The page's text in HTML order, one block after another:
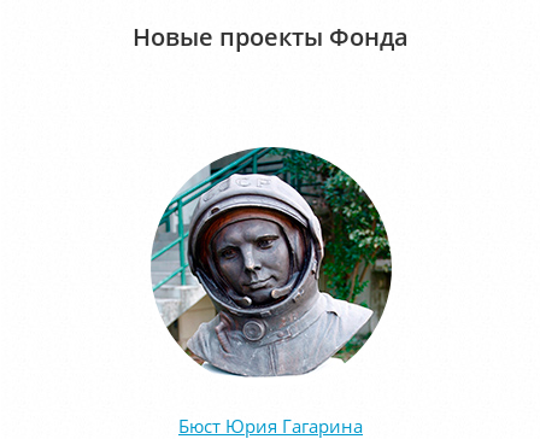
Новые проекты Фонда
Бюст Юрия Гагарина